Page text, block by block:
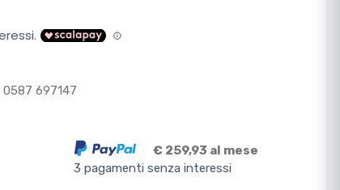
0587 697147
€ 259,93 al mese
3 pagamenti senza interessi